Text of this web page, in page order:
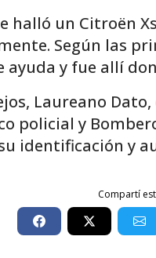
halló un Citroën
Según las
ayuda y fue allí
Laureano
policial y
identificación y
Compartí